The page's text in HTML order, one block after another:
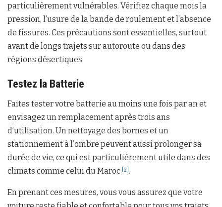
particulièrement vulnérables. Vérifiez chaque mois la
pression, l’usure de la bande de roulement et l’absence
de fissures. Ces précautions sont essentielles, surtout
avant de longs trajets sur autoroute ou dans des
régions désertiques.
Testez la Batterie
Faites tester votre batterie au moins une fois par an et
envisagez un remplacement après trois ans
d’utilisation. Un nettoyage des bornes et un
stationnement à l’ombre peuvent aussi prolonger sa
durée de vie, ce qui est particulièrement utile dans des
climats comme celui du Maroc [2] .
En prenant ces mesures, vous vous assurez que votre